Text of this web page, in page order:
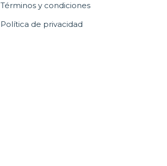
Términos y condiciones
Política de privacidad